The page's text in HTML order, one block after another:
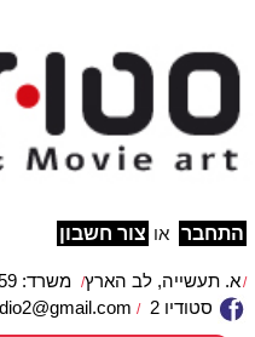
התחבר או צור חשבון
א. תעשייה, לב הארץ משרד: 03-6816559